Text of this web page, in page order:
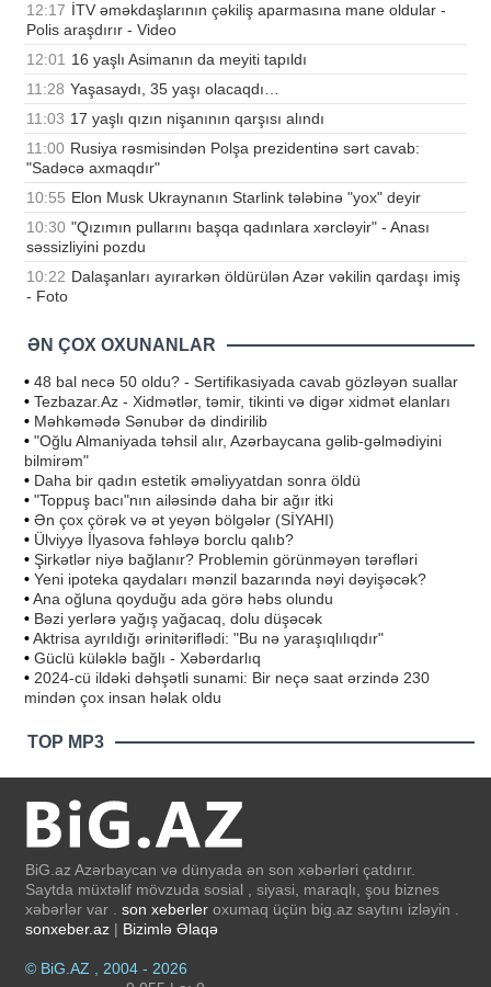
12:17 İTV əməkdaşlarının çəkiliş aparmasına mane oldular -
Polis araşdırır - Video
12:01 16 yaşlı Asimanın da meyiti tapıldı
11:28 Yaşasaydı, 35 yaşı olacaqdı…
11:03 17 yaşlı qızın nişanının qarşısı alındı
11:00 Rusiya rəsmisindən Polşa prezidentinə sərt cavab:
"Sadəcə axmaqdır"
10:55 Elon Musk Ukraynanın Starlink tələbinə "yox" deyir
10:30 "Qızımın pullarını başqa qadınlara xərcləyir" - Anası
səssizliyini pozdu
10:22 Dalaşanları ayırarkən öldürülən Azər vəkilin qardaşı imiş
- Foto
ƏN ÇOX OXUNANLAR
• 48 bal necə 50 oldu? - Sertifikasiyada cavab gözləyən suallar
• Tezbazar.Az - Xidmətlər, təmir, tikinti və digər xidmət elanları
• Məhkəmədə Sənubər də dindirilib
• "Oğlu Almaniyada təhsil alır, Azərbaycana gəlib-gəlmədiyini
bilmirəm"
• Daha bir qadın estetik əməliyyatdan sonra öldü
• "Toppuş bacı"nın ailəsində daha bir ağır itki
• Ən çox çörək və ət yeyən bölgələr (SİYAHI)
• Ülviyyə İlyasova fəhləyə borclu qalıb?
• Şirkətlər niyə bağlanır? Problemin görünməyən tərəfləri
• Yeni ipoteka qaydaları mənzil bazarında nəyi dəyişəcək?
•Ana oğluna qoyduğu ada görə həbs olundu
• Bəzi yerlərə yağış yağacaq, dolu düşəcək
•Aktrisa ayrıldığı ərinitəriflədi: "Bu nə yaraşıqlılıqdır"
• Güclü küləklə bağlı - Xəbərdarlıq
• 2024-cü ildəki dəhşətli sunami: Bir neçə saat ərzində 230
mindən çox insan həlak oldu
TOP MP3
BiG.az Azərbaycan və dünyada ən son xəbərləri çatdırır.
Saytda müxtəlif mövzuda sosial , siyasi, maraqlı, şou biznes
xəbərlər var . son xeberler oxumaq üçün big.az saytını izləyin .
sonxeber.az | Bizimlə Əlaqə
© BiG.AZ , 2004 - 2026